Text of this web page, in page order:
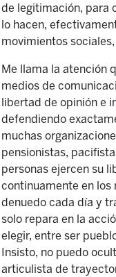
de legitimación, para
lo hacen,
movimientos
Me llama la atención
medios de
libertad de opinión e
defendiendo
muchas
pensionistas,
personas ejercen su
continuamente en los
denuedo cada día y
solo repara en la
elegir, entre ser
Insisto, no puedo
articulista de